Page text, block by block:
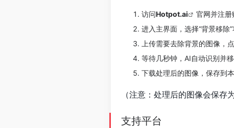
访问Hotpot.ai
官网并注册
进入主界面，选择“背景移除”
上传需要去除背景的图像，
等待几秒钟，AI自动识别并
下载处理后的图像，保存到
（注意：处理后的图像会保存
支持平台